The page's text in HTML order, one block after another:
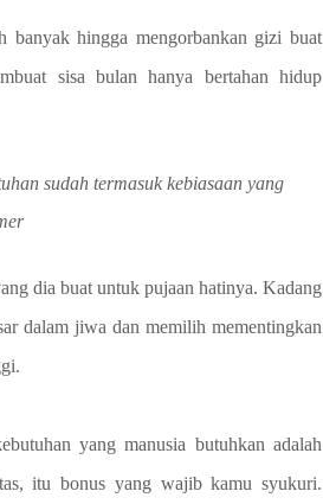
banyak hingga mengorbankan gizi buat
sisa bulan hanya bertahan hidup
sudah termasuk kebiasaan yang
dia buat untuk pujaan hatinya. Kadang
dalam jiwa dan memilih mementingkan
yang manusia butuhkan adalah
itu bonus yang wajib kamu syukuri.